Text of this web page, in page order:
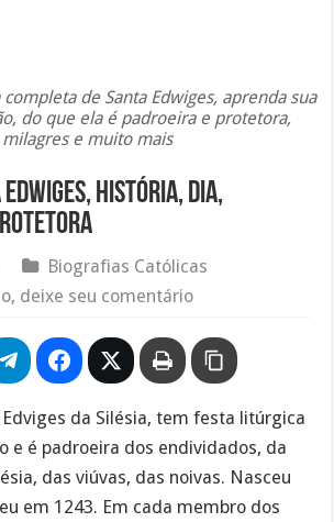
de Santa Edwiges, aprenda sua
do que ela é padroeira e protetora,
milagres e muito mais
história, dia,
Biografias Católicas
deixe seu comentário
Edviges da Silésia, tem festa litúrgica
e é padroeira dos endividados, da
das viúvas, das noivas. Nasceu
em 1243. Em cada membro dos